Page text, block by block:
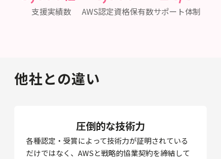
支援実績数 AWS認定資格保有数サポート体制
他社との違い
圧倒的な技術力
各種認定・受賞によって技術力が証明されている
だけではなく、AWSと戦略的協業契約を締結して